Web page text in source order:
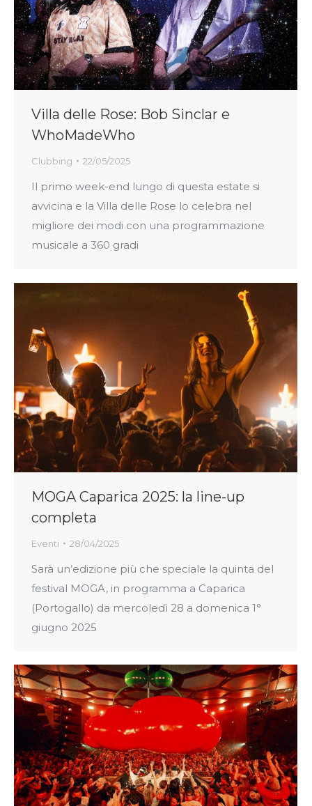
Villa delle Rose: Bob Sinclar e
WhoMadeWho
Clubbing 22/05/2025
Il primo week-end lungo di questa estate si
avvicina e la Villa delle Rose lo celebra nel
migliore dei modi con una programmazione
musicale a 360 gradi
MOGA Caparica 2025: la line-up
completa
Eventi 28/04/2025
Sarà un’edizione più che speciale la quinta del
festival MOGA, in programma a Caparica
(Portogallo) da mercoledì 28 a domenica 1°
giugno 2025